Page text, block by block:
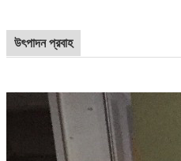
উৎপাদন প্রবাহ